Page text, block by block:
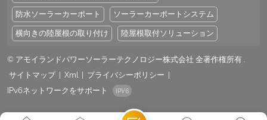
防水ソーラーカーポート ソーラーカーポートシステム
横向きの陸屋根の取り付け 陸屋根取付ソリューション
© アモイランドパワーソーラーテクノロジー株式会社 全著作権所有 .
サイトマップ
Xml プライバシーポリシー
IPv6ネットワークをサポート